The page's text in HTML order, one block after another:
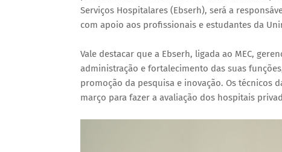
Serviços Hospitalares (Ebserh), será a
com apoio aos profissionais e estudantes da
Vale destacar que a Ebserh, ligada ao MEC,
administração e fortalecimento das suas
promoção da pesquisa e inovação. Os técnicos
março para fazer a avaliação dos hospitais